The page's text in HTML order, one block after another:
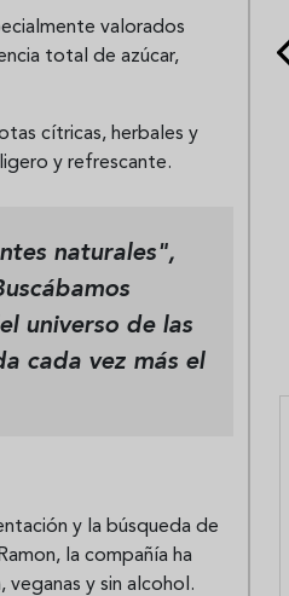
valorados
total de azúcar,
cítricas, herbales y
y refrescante.
naturales",
universo de las
cada vez más el
y la búsqueda de
la compañía ha
y sin alcohol.